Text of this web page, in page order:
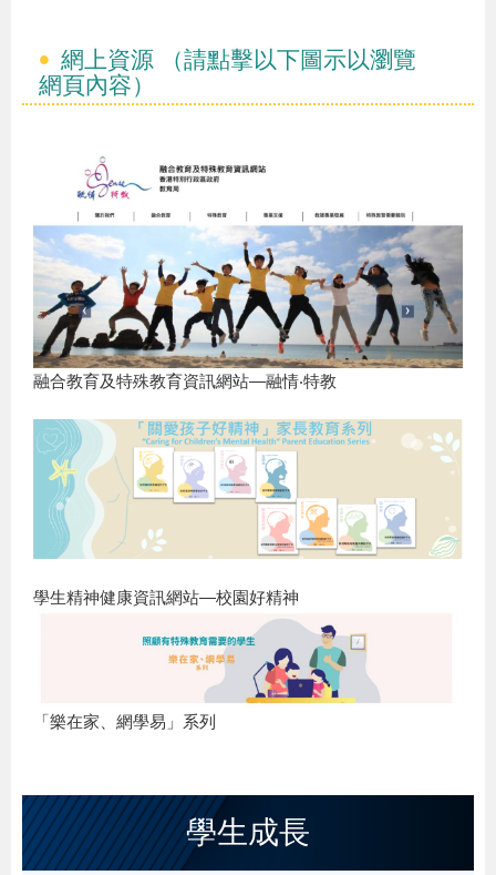
網上資源 （請點擊以下圖示以瀏覽
網頁內容）
融合教育及特殊教育資訊網站—融情‧特教
學生精神健康資訊網站—校園好精神
「樂在家、網學易」系列
學生成長